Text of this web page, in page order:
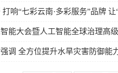
响“七彩云南·多彩服务”品牌
能大会暨人工智能全球治理高
调 全方位提升水旱灾害防御能